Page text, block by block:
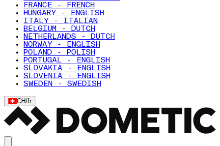
FRANCE - FRENCH
HUNGARY - ENGLISH
ITALY - ITALIAN
BELGIUM - DUTCH
NETHERLANDS - DUTCH
NORWAY - ENGLISH
POLAND - POLISH
PORTUGAL - ENGLISH
SLOVAKIA - ENGLISH
SLOVENIA - ENGLISH
SWEDEN - SWEDISH
CH/fr